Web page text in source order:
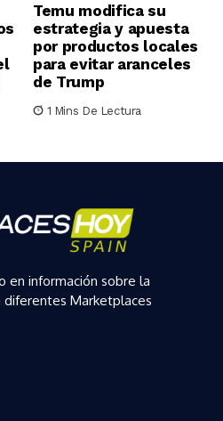
Temu modifica su
estrategia y apuesta
por productos locales
para evitar aranceles
de Trump
1 Mins De Lectura
en información sobre la
Marketplaces